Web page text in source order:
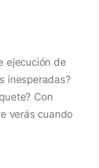
ejecución de
inesperadas?
Con
verás cuando